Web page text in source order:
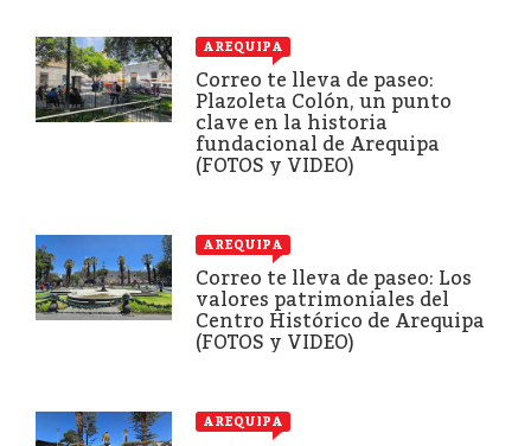
AREQUIPA
Correo te lleva de paseo:
Plazoleta Colón, un punto
clave en la historia
fundacional de Arequipa
(FOTOS y VIDEO)
AREQUIPA
Correo te lleva de paseo: Los
valores patrimoniales del
Centro Histórico de Arequipa
(FOTOS y VIDEO)
AREQUIPA